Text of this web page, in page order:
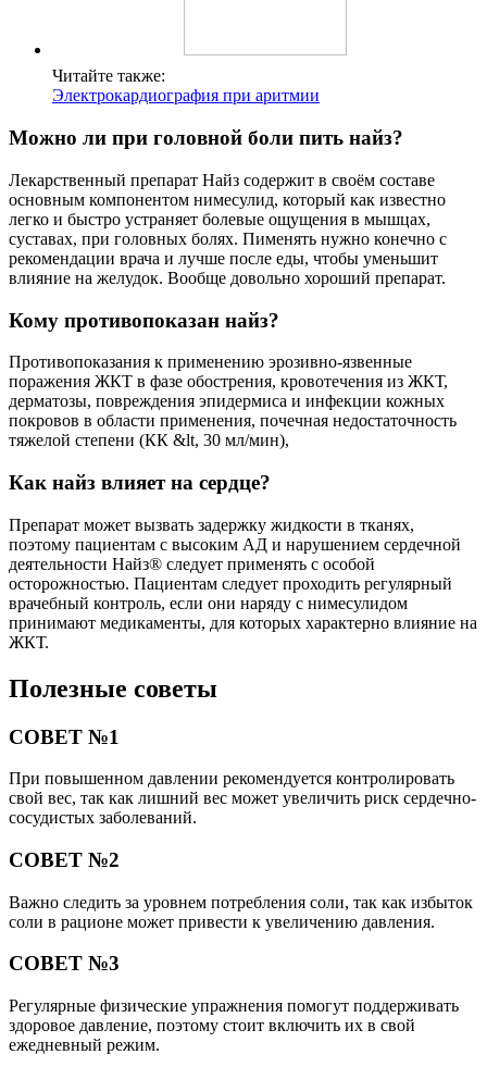
Читайте также:
Электрокардиография при аритмии
Можно ли при головной боли пить найз?
Лекарственный препарат Найз содержит в своём составе
основным компонентом нимесулид, который как известно
легко и быстро устраняет болевые ощущения в мышцах,
суставах, при головных болях. Пименять нужно конечно с
рекомендации врача и лучше после еды, чтобы уменьшит
влияние на желудок. Вообще довольно хороший препарат.
Кому противопоказан найз?
Противопоказания к применению эрозивно-язвенные
поражения ЖКТ в фазе обострения, кровотечения из ЖКТ,
дерматозы, повреждения эпидермиса и инфекции кожных
покровов в области применения, почечная недостаточность
тяжелой степени (КК &lt, 30 мл/мин),
Как найз влияет на сердце?
Препарат может вызвать задержку жидкости в тканях,
поэтому пациентам с высоким АД и нарушением сердечной
деятельности Найз® следует применять с особой
осторожностью. Пациентам следует проходить регулярный
врачебный контроль, если они наряду с нимесулидом
принимают медикаменты, для которых характерно влияние на
ЖКТ.
Полезные советы
СОВЕТ №1
При повышенном давлении рекомендуется контролировать
свой вес, так как лишний вес может увеличить риск сердечно-
сосудистых заболеваний.
СОВЕТ №2
Важно следить за уровнем потребления соли, так как избыток
соли в рационе может привести к увеличению давления.
СОВЕТ №3
Регулярные физические упражнения помогут поддерживать
здоровое давление, поэтому стоит включить их в свой
ежедневный режим.